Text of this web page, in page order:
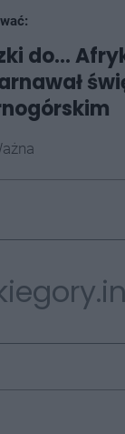
do...